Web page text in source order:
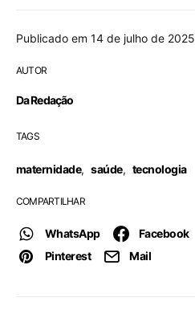
Publicado em 14 de julho de 2025
AUTOR
Da Redação
TAGS
maternidade, saúde, tecnologia
COMPARTILHAR
WhatsApp Facebook
Pinterest
Mail